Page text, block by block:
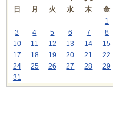
日 月 火 水 木
金
1
3
4 5 6 7
8
10
11 12 13 14
15
17
18 19 20 21
22
24
25 26 27 28
29
31